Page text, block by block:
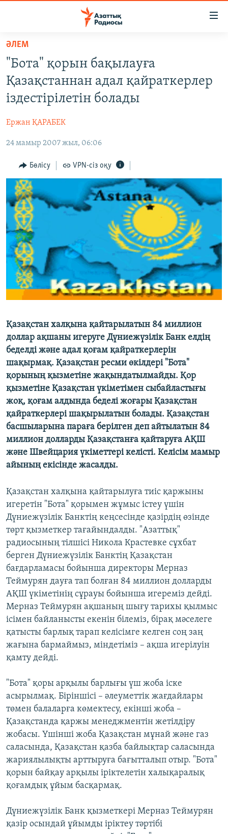
Skip
main
content
Skip
to
main
Navigation
Skip
Search
ЖАҢАЛЫҚТАР
AZATTYQTV
АДАМ ҚҰҚЫҚТАРЫ
ӘЛЕУМЕТ
ӘЛЕМ
АРНАЙЫ ЖОБАЛАР
Русский
ЖАЗЫЛЫҢЫЗ
Басқа тілдерде
ӘЛЕМ
"Бота" қорын бақылауға
Қазақстаннан адал қайраткерлер
іздестірілетін болады
Ержан ҚАРАБЕК
24 мамыр 2007 жыл, 06:06
Бөлісу VPN-сіз оқу
Қазақстан халқына қайтарылатын 84 миллион
доллар ақшаны игеруге Дүниежүзілік Банк елдің
беделді және адал қоғам қайраткерлерін
шақырмақ. Қазақстан ресми өкілдері "Бота"
қорының қызметіне жақындатылмайды. Қор
қызметіне Қазақстан үкіметімен сыбайластығы
жоқ, қоғам алдында беделі жоғары Қазақстан
қайраткерлері шақырылатын болады. Қазақстан
басшыларына параға берілген деп айтылатын 84
миллион долларды Қазақстанға қайтаруға АҚШ
және Швейцария үкіметтері келісті. Келісім мамыр
айының екісінде жасалды.
Қазақстан халқына қайтарылуға тиіс қаржыны
игеретін "Бота" қорымен жұмыс істеу үшін
Дүниежүзілік Банктің кеңсесінде қазірдің өзінде
төрт қызметкер тағайындалды. "Азаттық"
радиосының тілшісі Никола Крастевке сұхбат
берген Дүниежүзілік Банктің Қазақстан
бағдарламасы бойынша директоры Мерназ
Теймурян дауға тап болған 84 миллион долларды
АҚШ үкіметінің сұрауы бойынша игереміз дейді.
Мерназ Теймурян ақшаның шығу тарихы қылмыс
ісімен байланысты екенін білеміз, бірақ мәселеге
қатысты барлық тарап келісімге келген соң заң
жағына бармаймыз, міндетіміз – ақша игерілуін
қамту дейді.
"Бота" қоры арқылы барлығы үш жоба іске
асырылмақ. Біріншісі – әлеуметтік жағдайлары
төмен балаларға көмектесу, екінші жоба –
Қазақстанда қаржы менеджментін жетілдіру
жобасы. Үшінші жоба Қазақстан мұнай және газ
саласында, Қазақстан қазба байлықтар саласында
жариялылықты арттыруға бағытталып отыр. "Бота"
қорын байқау арқылы іріктелетін халықаралық
қоғамдық ұйым басқармақ.
Дүниежүзілік Банк қызметкері Мерназ Теймурян
қазір осындай ұйымды іріктеу тәртібі